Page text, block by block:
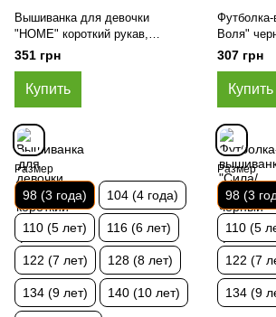
Вышиванка для девочки
"HOME" короткий рукав,
Желто-голубой, 98 (3 года)
351 грн
Купить
Размер
98 (3 года) 104 (4 года)
110 (5 лет) 116 (6 лет)
122 (7 лет) 128 (8 лет)
134 (9 лет) 140 (10 лет)
Воля"
(3 года)
307 грн
Купить
Размер
98 (3
110 (5
122 (7
134 (9